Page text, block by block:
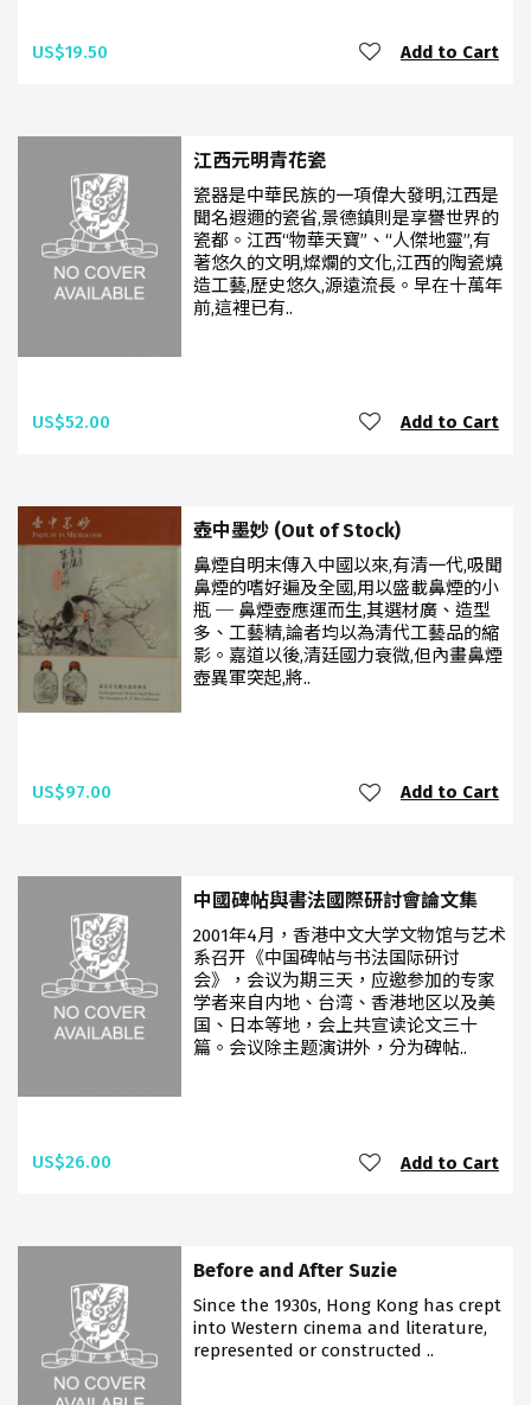
US$19.50 Add to Cart
江西元明青花瓷
瓷器是中華民族的一項偉大發明,江西是
聞名遐邇的瓷省,景德鎮則是享譽世界的
瓷都。江西“物華天寶”、“人傑地靈”,有
著悠久的文明,燦爛的文化,江西的陶瓷燒
造工藝,歷史悠久,源遠流長。早在十萬年
前,這裡已有..
US$52.00 Add to Cart
壺中墨妙 (Out of Stock)
鼻煙自明末傳入中國以來,有清一代,吸聞
鼻煙的嗜好遍及全國,用以盛載鼻煙的小
瓶 ─ 鼻煙壺應運而生,其選材廣、造型
多、工藝精,論者均以為清代工藝品的縮
影。嘉道以後,清廷國力衰微,但內畫鼻煙
壺異軍突起,將..
US$97.00 Add to Cart
中國碑帖與書法國際研討會論文集
2001年4月，香港中文大学文物馆与艺术
系召开《中国碑帖与书法国际研讨
会》，会议为期三天，应邀参加的专家
学者来自内地、台湾、香港地区以及美
国、日本等地，会上共宣读论文三十
篇。会议除主题演讲外，分为碑帖..
US$26.00 Add to Cart
Before and After Suzie
Since the 1930s, Hong Kong has crept
into Western cinema and literature,
represented or constructed ..